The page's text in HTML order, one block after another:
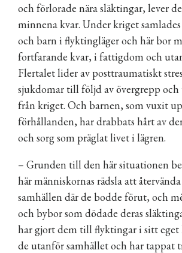
och förlorade nära släktingar, lever
minnena kvar. Under kriget
och barn i flyktingläger och här bor
fortfarande kvar, i fattigdom och
Flertalet lider av posttraumatiskt
sjukdomar till följd av övergrepp och
från kriget. Och barnen, som vuxit
förhållanden, har drabbats hårt av
och sorg som präglat livet i lägren.
– Grunden till den här situationen
här människornas rädsla att
samhällen där de bodde förut, och
och bybor som dödade deras
har gjort dem till flyktingar i sitt eget
de utanför samhället och har tappat